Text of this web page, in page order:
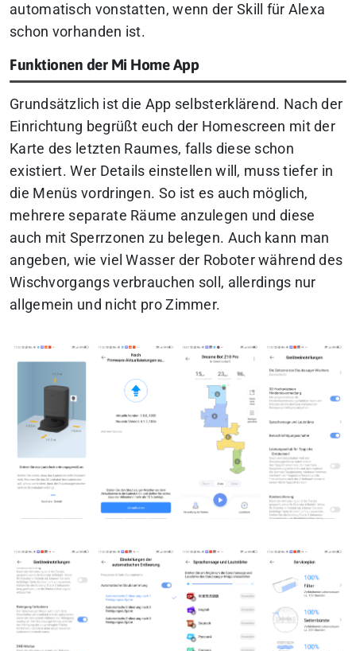
automatisch vonstatten, wenn der Skill für Alexa
schon vorhanden ist.
Funktionen der Mi Home App
Grundsätzlich ist die App selbsterklärend. Nach der
Einrichtung begrüßt euch der Homescreen mit der
Karte des letzten Raumes, falls diese schon
existiert. Wer Details einstellen will, muss tiefer in
die Menüs vordringen. So ist es auch möglich,
mehrere separate Räume anzulegen und diese
auch mit Sperrzonen zu belegen. Auch kann man
angeben, wie viel Wasser der Roboter während des
Wischvorgangs verbrauchen soll, allerdings nur
allgemein und nicht pro Zimmer.